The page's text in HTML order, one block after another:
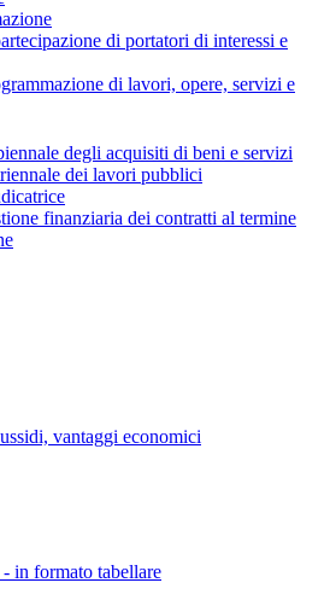
di portatori di interessi e
di lavori, opere, servizi e
degli acquisiti di beni e servizi
dei lavori pubblici
finanziaria dei contratti al termine
vantaggi economici
in formato tabellare